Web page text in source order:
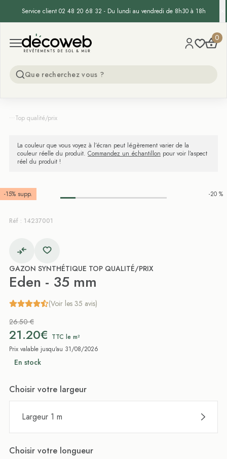
Service client 02 48 20 68 32 - Du lundi au vendredi de 8h30 à 18h
Open menu
Decoweb 0
...Top qualité/prix
La couleur que vous voyez à l’écran peut légèrement varier de la
couleur réelle du produit. Commandez un échantillon pour voir l’aspect
réel du produit !
-15% supp. -20 %
Réf : 14237001
GAZON SYNTHÉTIQUE TOP QUALITÉ/PRIX
Eden - 35 mm
(Voir les 35 avis)
26.50 €
21.20€ TTC le m²
Prix valable jusqu'au 31/08/2026
En stock
Choisir votre largeur
Largeur 1 m
Choisir votre longueur